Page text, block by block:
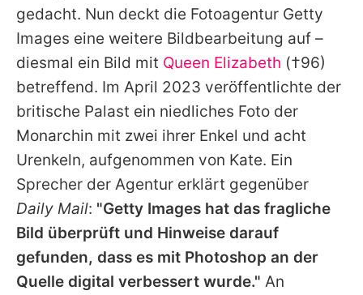
Nutzungsbedingungen
Utiq verwalten
gedacht. Nun deckt die Fotoagentur Getty
Images eine weitere Bildbearbeitung auf –
diesmal ein Bild mit Queen Elizabeth (†96)
betreffend. Im April 2023 veröffentlichte der
britische Palast ein niedliches Foto der
Monarchin mit zwei ihrer Enkel und acht
Urenkeln, aufgenommen von Kate. Ein
Sprecher der Agentur erklärt gegenüber
Daily Mail: "Getty Images hat das fragliche
Bild überprüft und Hinweise darauf
gefunden, dass es mit Photoshop an der
Quelle digital verbessert wurde." An